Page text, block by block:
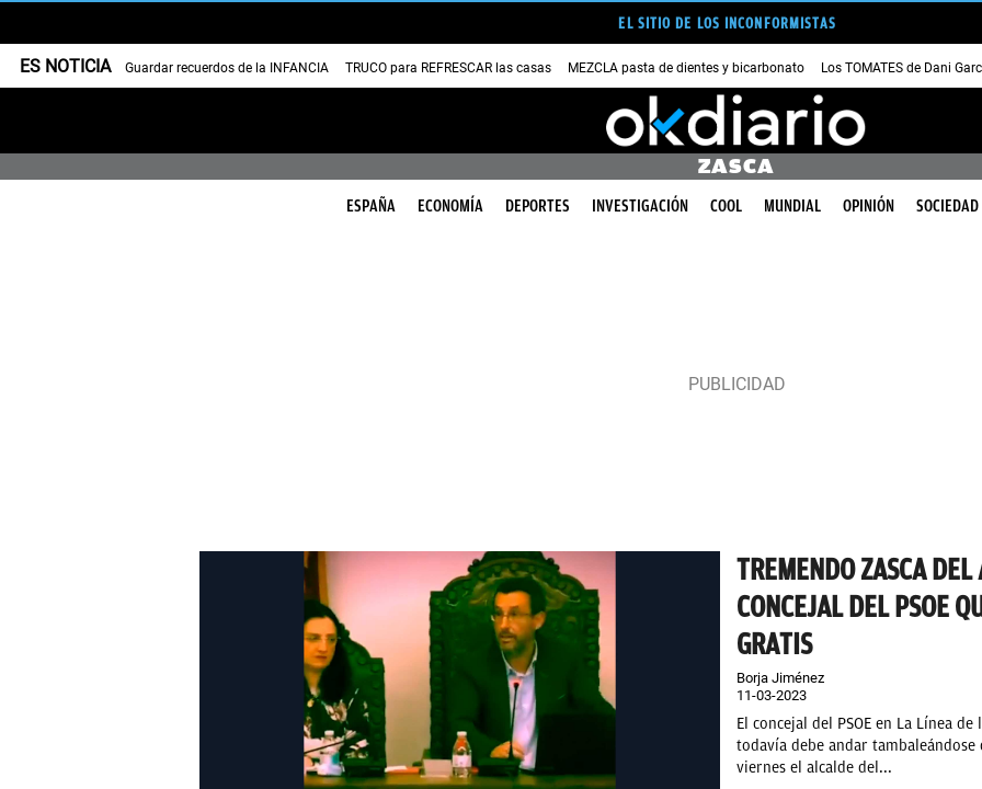
EL SITIO DE LOS INCONFORMISTAS
ES NOTICIA Guardar recuerdos de la INFANCIA TRUCO para REFRESCAR las casas MEZCLA pasta de dientes y bicarbonato Los TOMATES de Dani
ZASCA
ESPAÑA ECONOMÍA DEPORTES INVESTIGACIÓN COOL MUNDIAL OPINIÓN SOCIEDAD
TREMENDO ZASCA
CONCEJAL DEL PSOE
GRATIS
Borja Jiménez
11-03-2023
El concejal del PSOE en La Línea
todavía debe andar
viernes el alcalde del...